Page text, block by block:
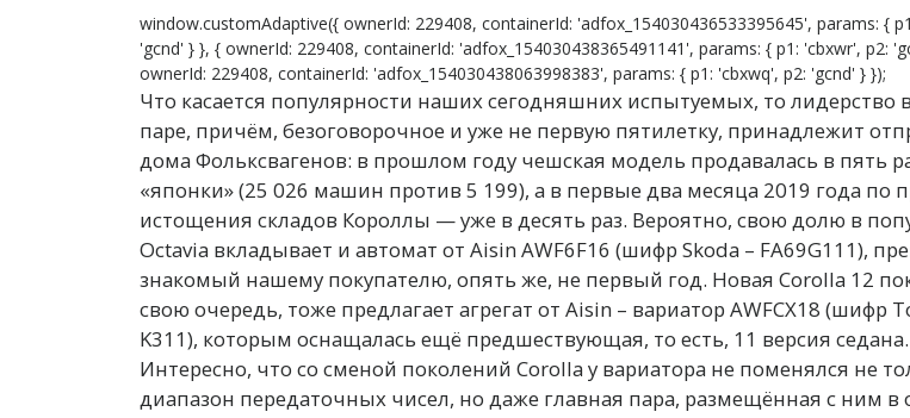
window.customAdaptive({ ownerId: 229408, containerId: 'adfox_154030436533395645', params: {
'gcnd' } }, { ownerId: 229408, containerId: 'adfox_154030438365491141', params: { p1: 'cbxwr', p2:
ownerId: 229408, containerId: 'adfox_154030438063998383', params: { p1: 'cbxwq', p2: 'gcnd' } });
Что касается популярности наших сегодняшних испытуемых, то лидерство
паре, причём, безоговорочное и уже не первую пятилетку, принадлежит
дома Фольксвагенов: в прошлом году чешская модель продавалась в пять
«японки» (25 026 машин против 5 199), а в первые два месяца 2019 года по
истощения складов Короллы — уже в десять раз. Вероятно, свою долю в
Octavia вкладывает и автомат от Aisin AWF6F16 (шифр Skoda – FA69G111),
знакомый нашему покупателю, опять же, не первый год. Новая Corolla 12
свою очередь, тоже предлагает агрегат от Aisin – вариатор AWFCX18 (шифр
K311), которым оснащалась ещё предшествующая, то есть, 11 версия седана.
Интересно, что со сменой поколений Corolla у вариатора не поменялся не
диапазон передаточных чисел, но даже главная пара, размещённая с ним в